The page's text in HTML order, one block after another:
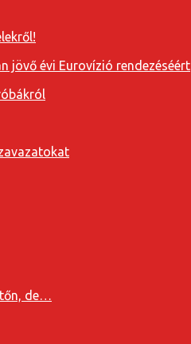
jövő évi Eurovízió rendezéséért
de…